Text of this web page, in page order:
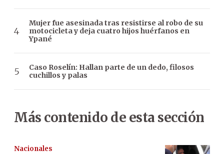
Mujer fue asesinada tras resistirse al robo de su
motocicleta y deja cuatro hijos huérfanos en
Ypané
Caso Roselín: Hallan parte de un dedo, filosos
cuchillos y palas
Más contenido de esta sección
Nacionales